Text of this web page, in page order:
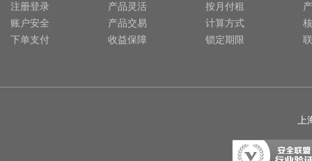
注册登录
账户安全
下单支付
产品灵活
产品交易
收益保障
按月付租
计算方式
锁定期限